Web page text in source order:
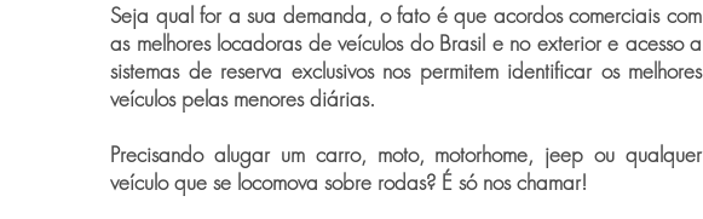
Seja qual for a sua demanda, o fato é que acordos comerciais com
as melhores locadoras de veículos do Brasil e no exterior e acesso a
sistemas de reserva exclusivos nos permitem identificar os melhores
veículos pelas menores diárias.
Precisando alugar um carro, moto, motorhome, jeep ou qualquer
veículo que se locomova sobre rodas? É só nos chamar!